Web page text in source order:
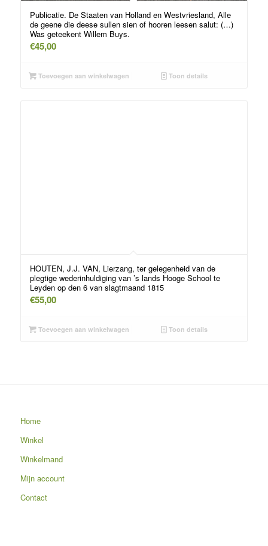
Publicatie. De Staaten van Holland en Westvriesland, Alle
de geene die deese sullen sien of hooren leesen salut: (…)
Was geteekent Willem Buys.
€45,00
Toevoegen aan winkelwagen Toon details
HOUTEN, J.J. VAN, Lierzang, ter gelegenheid van de
plegtige wederinhuldiging van ’s lands Hooge School te
Leyden op den 6 van slagtmaand 1815
€55,00
Toevoegen aan winkelwagen Toon details
Home
Winkel
Winkelmand
Mijn account
Contact